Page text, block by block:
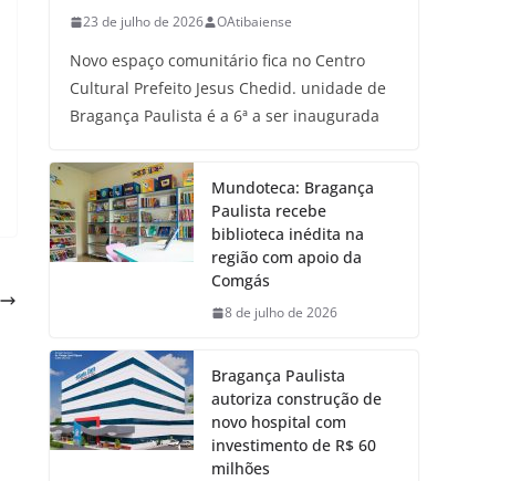
23 de julho de 2026 OAtibaiense
Novo espaço comunitário fica no Centro
Cultural Prefeito Jesus Chedid. unidade de
Bragança Paulista é a 6ª a ser inaugurada
Mundoteca: Bragança
Paulista recebe
biblioteca inédita na
região com apoio da
Comgás
8 de julho de 2026
Bragança Paulista
autoriza construção de
novo hospital com
investimento de R$ 60
milhões